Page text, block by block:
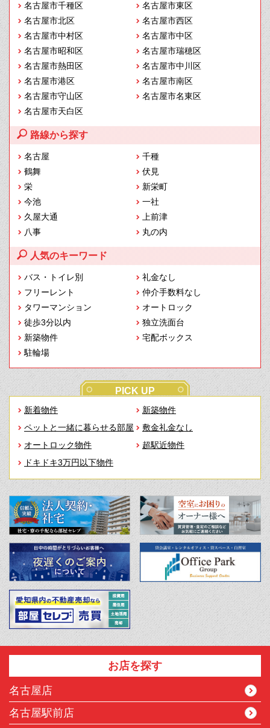
名古屋市千種区
名古屋市東区
名古屋市北区
名古屋市西区
名古屋市中村区
名古屋市中区
名古屋市昭和区
名古屋市瑞穂区
名古屋市熱田区
名古屋市中川区
名古屋市港区
名古屋市南区
名古屋市守山区
名古屋市名東区
名古屋市天白区
路線から探す
名古屋
千種
鶴舞
伏見
栄
新栄町
今池
一社
久屋大通
上前津
八事
丸の内
人気のキーワード
バス・トイレ別
礼金なし
フリーレント
仲介手数料なし
タワーマンション
オートロック
徒歩3分以内
独立洗面台
新築物件
宅配ボックス
駐輪場
PICK UP
新着物件
新築物件
ペットと一緒に暮らせる部屋
敷金礼金なし
オートロック物件
超駅近物件
ドキドキ3万円以下物件
お店を探す
名古屋店
名古屋駅前店